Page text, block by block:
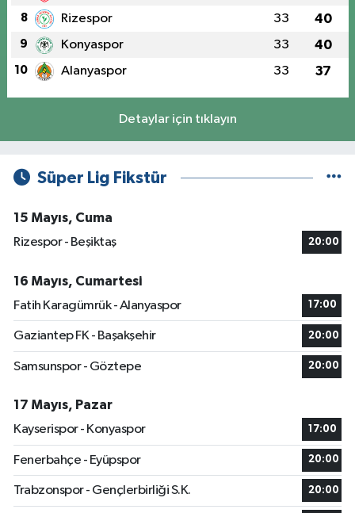
8 Rizespor 33 40
9 Konyaspor 33 40
10 Alanyaspor 33 37
Detaylar için tıklayın
Süper Lig Fikstür
15 Mayıs, Cuma
Rizespor - Beşiktaş
20:00
16 Mayıs, Cumartesi
Fatih Karagümrük - Alanyaspor
17:00
Gaziantep FK - Başakşehir 20:00
Samsunspor - Göztepe 20:00
17 Mayıs, Pazar
Kayserispor - Konyaspor
17:00
Fenerbahçe - Eyüpspor 20:00
Trabzonspor - Gençlerbirliği S.K. 20:00